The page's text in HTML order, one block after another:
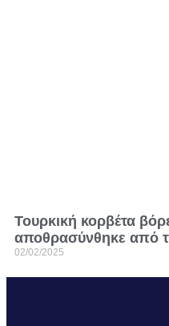
Τουρκική κορβέτα
αποθρασύνθηκε από
02/02/2025